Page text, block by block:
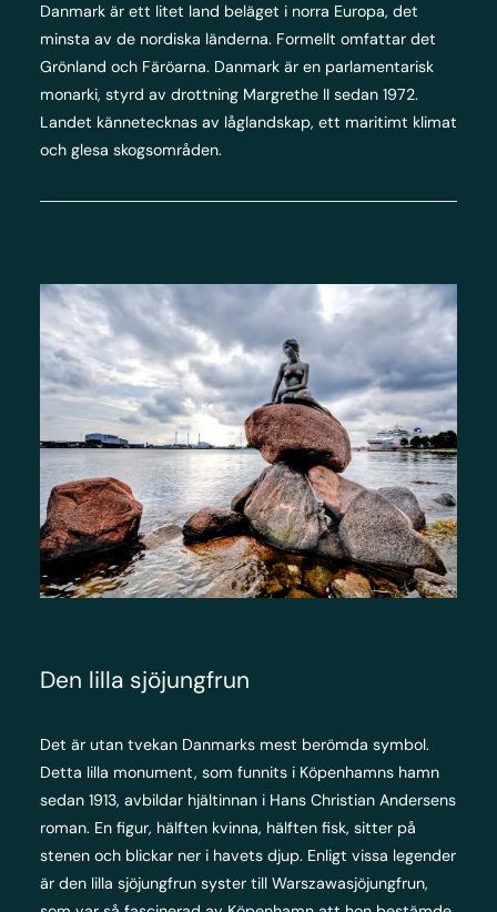
Danmark är ett litet land beläget i norra Europa, det
minsta av de nordiska länderna. Formellt omfattar det
Grönland och Färöarna. Danmark är en parlamentarisk
monarki, styrd av drottning Margrethe II sedan 1972.
Landet kännetecknas av låglandskap, ett maritimt klimat
och glesa skogsområden.
Den lilla sjöjungfrun
Det är utan tvekan Danmarks mest berömda symbol.
Detta lilla monument, som funnits i Köpenhamns hamn
sedan 1913, avbildar hjältinnan i Hans Christian Andersens
roman. En figur, hälften kvinna, hälften fisk, sitter på
stenen och blickar ner i havets djup. Enligt vissa legender
är den lilla sjöjungfrun syster till Warszawasjöjungfrun,